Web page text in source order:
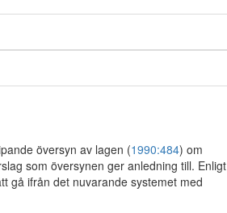
översyn av lagen (1990:484) om
som översynen ger anledning till. Enligt
gå ifrån det nuvarande systemet med